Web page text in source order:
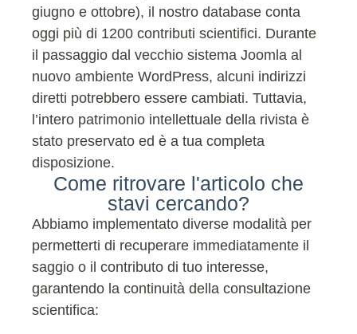
giugno e ottobre), il nostro database conta
oggi più di 1200 contributi scientifici. Durante
il passaggio dal vecchio sistema Joomla al
nuovo ambiente WordPress, alcuni indirizzi
diretti potrebbero essere cambiati. Tuttavia,
l’intero patrimonio intellettuale della rivista è
stato preservato ed è a tua completa
disposizione.
Come ritrovare l'articolo che
stavi cercando?
Abbiamo implementato diverse modalità per
permetterti di recuperare immediatamente il
saggio o il contributo di tuo interesse,
garantendo la continuità della consultazione
scientifica: